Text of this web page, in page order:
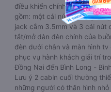
điều khiển chính nằm ngay
gồm: một cái nút to đùng để
jack cắm 3.5mm và 3 cái nút
tắt/mở dàn đèn chính của
đèn dưới chân và màn hình
phục vụ hành khách giải trí
Đồng Nai đến Bình Long -
Lưu ý 2 cabin cuối thường
những người có thân hình nhỏ